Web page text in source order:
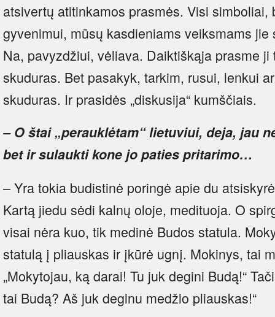
atsivertų atitinkamos prasmės. Visi
gyvenimui, mūsų kasdieniams veiksmams
Na, pavyzdžiui, vėliava. Daiktiškąja prasme
skuduras. Bet pasakyk, tarkim, rusui, lenkui
skuduras. Ir prasidės „diskusija“ kumščiais.
– O štai „perauklėtam“ lietuviui, deja, jau
bet ir sulaukti kone jo paties pritarimo…
– Yra tokia budistinė poringė apie du
Kartą jiedu sėdi kalnų oloje, medituoja. O
visai nėra kuo, tik medinė Budos statula.
statulą į pliauskas ir įkūrė ugnį. Mokinys, tai
„Mokytojau, ką darai! Tu juk degini Budą!“
tai Budą? Aš juk deginu medžio pliauskas!“